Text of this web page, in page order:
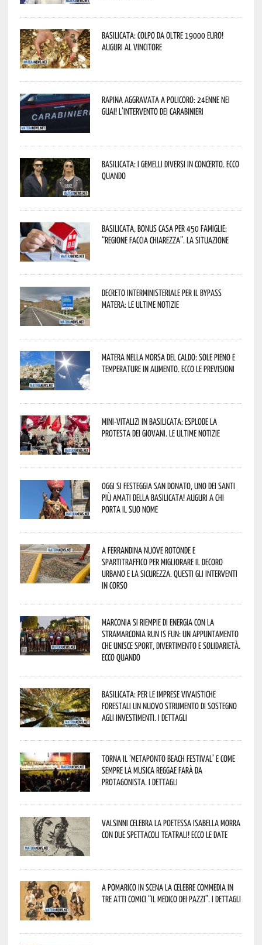
Basilicata: colpo da oltre 19000 Euro!
Auguri al vincitore
Rapina aggravata a Policoro: 24enne nei
guai! L’intervento dei Carabinieri
Basilicata: i Gemelli DiVersi in concerto. Ecco
quando
Basilicata, Bonus casa per 450 famiglie:
“Regione faccia chiarezza”. La situazione
Decreto interministeriale per il Bypass
Matera: le ultime notizie
Matera nella morsa del caldo: sole pieno e
temperature in aumento. Ecco le previsioni
Mini-vitalizi in Basilicata: esplode la
protesta dei giovani. Le ultime notizie
Oggi si festeggia San Donato, uno dei Santi
più amati della Basilicata! Auguri a chi
porta il suo nome
A Ferrandina nuove rotonde e
spartitraffico per migliorare il decoro
urbano e la sicurezza. Questi gli interventi
in corso
Marconia si riempie di energia con la
StraMarconia Run is Fun: un appuntamento
che unisce sport, divertimento e solidarietà.
Ecco quando
Basilicata: per le imprese vivaistiche
forestali un nuovo strumento di sostegno
agli investimenti. I dettagli
Torna il ‘Metaponto beach festival’ e come
sempre la musica reggae farà da
protagonista. I dettagli
Valsinni celebra la poetessa Isabella Morra
con due spettacoli teatrali! Ecco le date
A Pomarico in scena la celebre commedia in
tre atti comici “Il medico dei pazzi”. I dettagli